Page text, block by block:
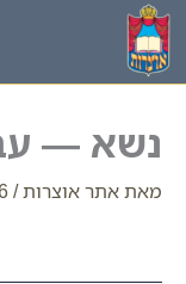
דילוג
לתוכן
נשא —
מאתאתר אוצרות/